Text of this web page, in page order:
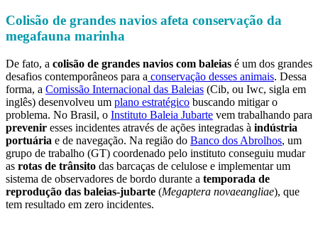
Colisão de grandes navios afeta conservação da
megafauna marinha
De fato, a colisão de grandes navios com baleias é um dos grandes
desafios contemporâneos para a conservação desses animais. Dessa
forma, a Comissão Internacional das Baleias (Cib, ou Iwc, sigla em
inglês) desenvolveu um plano estratégico buscando mitigar o
problema. No Brasil, o Instituto Baleia Jubarte vem trabalhando para
prevenir esses incidentes através de ações integradas à indústria
portuária e de navegação. Na região do Banco dos Abrolhos, um
grupo de trabalho (GT) coordenado pelo instituto conseguiu mudar
as rotas de trânsito das barcaças de celulose e implementar um
sistema de observadores de bordo durante a temporada de
reprodução das baleias-jubarte (Megaptera novaeangliae), que
tem resultado em zero incidentes.